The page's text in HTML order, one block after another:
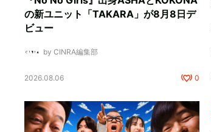
の新ユニット「TAKARA」が8月8日デ
ビュー
by CINRA編集部
2026.08.06 0